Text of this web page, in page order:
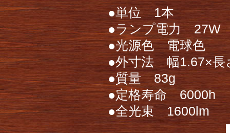
●単位 1本
●ランプ電力 27W
●光源色 電球色
●外寸法 幅1.67×長
●質量 83g
●定格寿命 6000h
●全光束 1600lm